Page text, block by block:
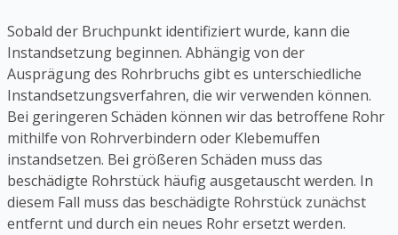
Sobald der Bruchpunkt identifiziert wurde, kann die
Instandsetzung beginnen. Abhängig von der
Ausprägung des Rohrbruchs gibt es unterschiedliche
Instandsetzungsverfahren, die wir verwenden können.
Bei geringeren Schäden können wir das betroffene Rohr
mithilfe von Rohrverbindern oder Klebemuffen
instandsetzen. Bei größeren Schäden muss das
beschädigte Rohrstück häufig ausgetauscht werden. In
diesem Fall muss das beschädigte Rohrstück zunächst
entfernt und durch ein neues Rohr ersetzt werden.